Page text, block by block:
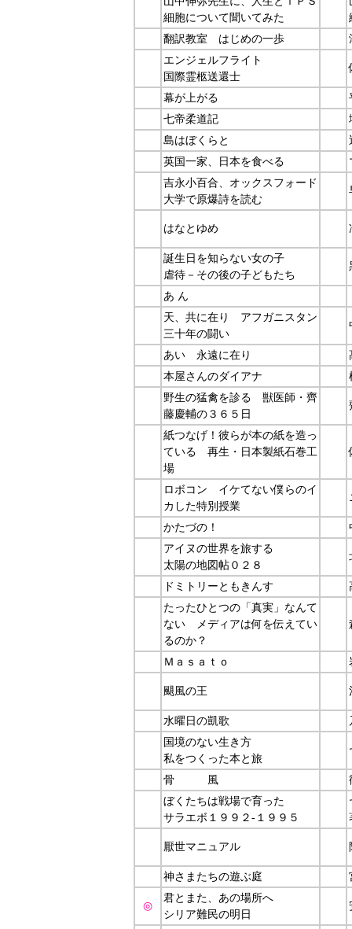
細胞について聞いてみた
翻訳教室 はじめの一歩
エンジェルフライト
国際霊柩送還士
幕が上がる
七帝柔道記
島はぼくらと
英国一家、日本を食べる
吉永小百合、オックスフォード
大学で原爆詩を読む
はなとゆめ
誕生日を知らない女の子
虐待－その後の子どもたち
あ ん
天、共に在り アフガニスタン
三十年の闘い
あい 永遠に在り
本屋さんのダイアナ
野生の猛禽を診る 獣医師・齊
藤慶輔の３６５日
紙つなげ！彼らが本の紙を造っ
ている 再生・日本製紙石巻工
場
ロボコン イケてない僕らのイ
カした特別授業
かたづの！
アイヌの世界を旅する
太陽の地図帖０２８
ドミトリーともきんす
たったひとつの「真実」なんて
ない メディアは何を伝えてい
るのか？
Ｍａｓａｔｏ
颶風の王
水曜日の凱歌
国境のない生き方
私をつくった本と旅
骨 風
ぼくたちは戦場で育った
サラエボ１９９２-１９９５
厭世マニュアル
神さまたちの遊ぶ庭
◎
君とまた、あの場所へ
シリア難民の明日